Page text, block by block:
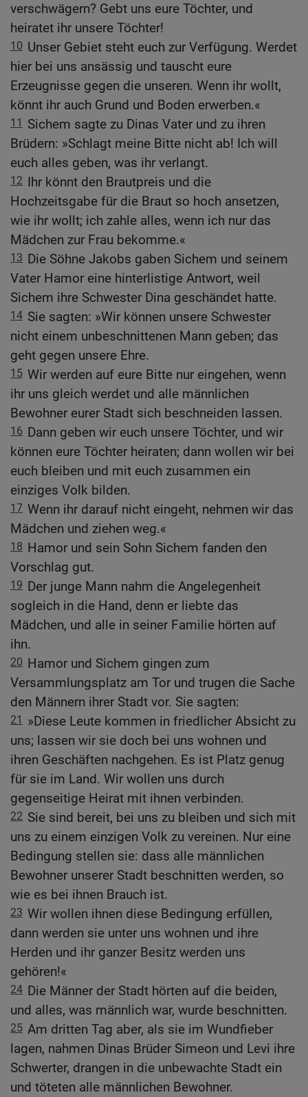
verschwägern? Gebt uns eure Töchter, und
heiratet ihr unsere Töchter!
10 Unser Gebiet steht euch zur Verfügung. Werdet
hier bei uns ansässig und tauscht eure
Erzeugnisse gegen die unseren. Wenn ihr wollt,
könnt ihr auch Grund und Boden erwerben.«
11
Sichem sagte zu Dinas Vater und zu ihren
Brüdern: »Schlagt meine Bitte nicht ab! Ich will
euch alles geben, was ihr verlangt.
12 Ihr könnt den Brautpreis und die
Hochzeitsgabe für die Braut so hoch ansetzen,
wie ihr wollt; ich zahle alles, wenn ich nur das
Mädchen zur Frau bekomme.«
13 Die Söhne Jakobs gaben Sichem und seinem
Vater Hamor eine hinterlistige Antwort, weil
Sichem ihre Schwester Dina geschändet hatte.
14 Sie sagten: »Wir können unsere Schwester
nicht einem unbeschnittenen Mann geben; das
geht gegen unsere Ehre.
15 Wir werden auf eure Bitte nur eingehen, wenn
ihr uns gleich werdet und alle männlichen
Bewohner eurer Stadt sich beschneiden lassen.
16 Dann geben wir euch unsere Töchter, und wir
können eure Töchter heiraten; dann wollen wir bei
euch bleiben und mit euch zusammen ein
einziges Volk bilden.
17 Wenn ihr darauf nicht eingeht, nehmen wir das
Mädchen und ziehen weg.«
18 Hamor und sein Sohn Sichem fanden den
Vorschlag gut.
19 Der junge Mann nahm die Angelegenheit
sogleich in die Hand, denn er liebte das
Mädchen, und alle in seiner Familie hörten auf
ihn.
20 Hamor und Sichem gingen zum
Versammlungsplatz am Tor und trugen die Sache
den Männern ihrer Stadt vor. Sie sagten:
21
»Diese Leute kommen in friedlicher Absicht zu
uns; lassen wir sie doch bei uns wohnen und
ihren Geschäften nachgehen. Es ist Platz genug
für sie im Land. Wir wollen uns durch
gegenseitige Heirat mit ihnen verbinden.
22 Sie sind bereit, bei uns zu bleiben und sich mit
uns zu einem einzigen Volk zu vereinen. Nur eine
Bedingung stellen sie: dass alle männlichen
Bewohner unserer Stadt beschnitten werden, so
wie es bei ihnen Brauch ist.
23 Wir wollen ihnen diese Bedingung erfüllen,
dann werden sie unter uns wohnen und ihre
Herden und ihr ganzer Besitz werden uns
gehören!«
24 Die Männer der Stadt hörten auf die beiden,
und alles, was männlich war, wurde beschnitten.
25 Am dritten Tag aber, als sie im Wundfieber
lagen, nahmen Dinas Brüder Simeon und Levi ihre
Schwerter, drangen in die unbewachte Stadt ein
und töteten alle männlichen Bewohner.